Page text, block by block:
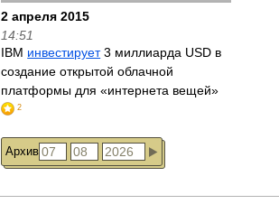
2 апреля 2015
14:51
IBM инвестирует3 миллиарда USD в
создание открытой облачной
платформы для «интернета вещей»
2
Архив